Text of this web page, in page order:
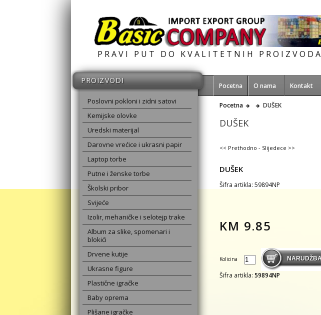
PRAVI PUT DO KVALITETNIH PROIZVODA
Pocetna O nama Kontakt
PROIZVODI
Poslovni pokloni i zidni satovi
Kemijske olovke
Uredski materijal
Darovne vrećice i ukrasni papir
Laptop torbe
Putne i ženske torbe
Školski pribor
Svijeće
Izolir, mehaničke i selotejp trake
Album za slike, spomenari i
blokići
Drvene kutije
Ukrasne figure
Plastične igračke
Baby oprema
Plišane igračke
Pocetna DUŠEK
DUŠEK
<< Prethodno - Slijedece >>
DUŠEK
Šifra artikla: 59894NP
KM 9.85
Kolicina
Šifra artikla: 59894NP